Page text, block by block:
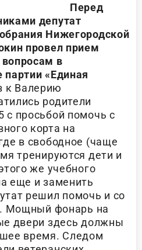
Перед
депутат
Нижегородской
провел прием
в
партии «Единая
к Валерию
родители
просьбой помочь с
корта на
в свободное (чаще
тренируются дети и
же учебного
еще и заменить
решил помочь и со
Мощный фонарь на
двери здесь должны
время. Следом